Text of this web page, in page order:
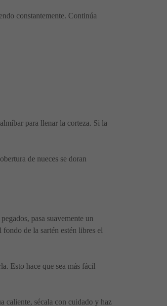
constantemente. Continúa
para llenar la corteza. Si la
de nueces se doran
pasa suavemente un
de la sartén estén libres el
Esto hace que sea más fácil
caliente, sécala con cuidado y haz